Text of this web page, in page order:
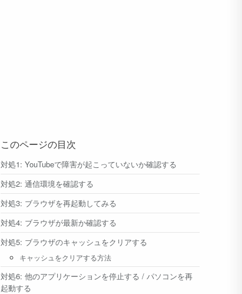
このページの目次
対処1: YouTubeで障害が起こっていないか確認する
対処2: 通信環境を確認する
対処3: ブラウザを再起動してみる
対処4: ブラウザが最新か確認する
対処5: ブラウザのキャッシュをクリアする
キャッシュをクリアする方法
対処6: 他のアプリケーションを停止する / パソコンを再
起動する